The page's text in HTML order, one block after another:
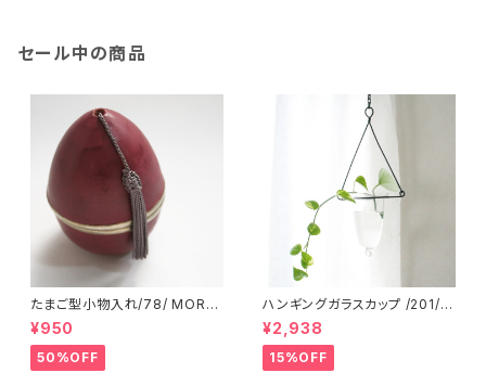
セール中の商品
たまご型小物入れ/78/ MORO
CCO モロッコ
¥950
50%OFF
ハンギングガラスカップ /201/ I
NDIA インド
¥2,938
15%OFF